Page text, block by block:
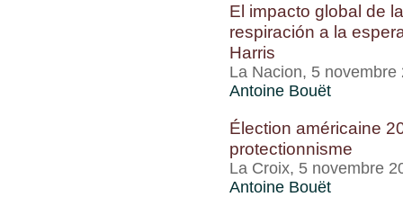
El impacto global de
respiración a la
Harris
La Nacion, 5 novembre
Antoine Bouët
Élection américaine
protectionnisme
La Croix, 5 novembre
Antoine Bouët